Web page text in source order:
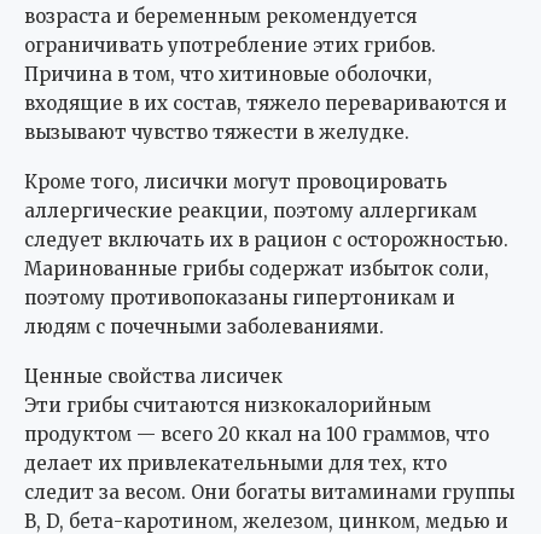
возраста и беременным рекомендуется
ограничивать употребление этих грибов.
Причина в том, что хитиновые оболочки,
входящие в их состав, тяжело перевариваются и
вызывают чувство тяжести в желудке.
Кроме того, лисички могут провоцировать
аллергические реакции, поэтому аллергикам
следует включать их в рацион с осторожностью.
Маринованные грибы содержат избыток соли,
поэтому противопоказаны гипертоникам и
людям с почечными заболеваниями.
Ценные свойства лисичек
Эти грибы считаются низкокалорийным
продуктом — всего 20 ккал на 100 граммов, что
делает их привлекательными для тех, кто
следит за весом. Они богаты витаминами группы
B, D, бета-каротином, железом, цинком, медью и